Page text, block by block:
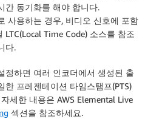
간 동기화를 해야 합니다.
사용하는 경우, 비디오 신호에 포함
Time Code) 소스를 참조
다.
정하면 여러 인코더에서 생성된 출
프레젠테이션 타임스탬프(PTS)
세한 내용은 AWS Elemental Live
섹션을 참조하세요.